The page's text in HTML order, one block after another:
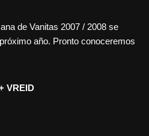
de Vanitas 2007 / 2008 se
año. Pronto conoceremos
VREID